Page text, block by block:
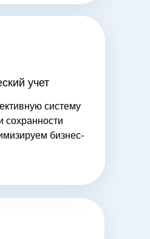
учет
систему
сохранности
бизнес-